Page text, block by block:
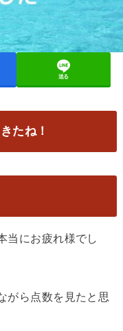
送る
たね！
当にお疲れ様でし
がら点数を見たと思